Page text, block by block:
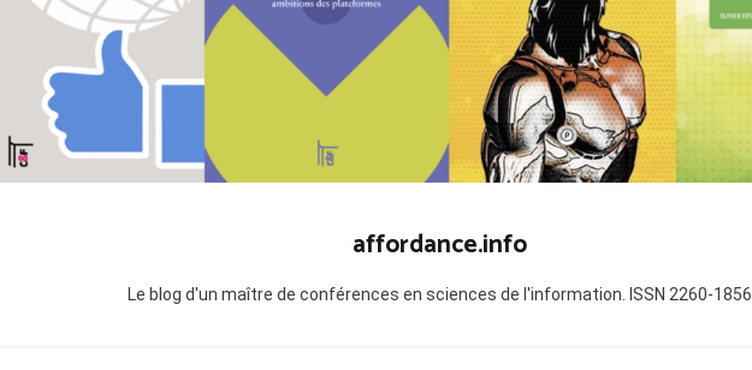
affordance.info
Le blog d'un maître de conférences en sciences de l'information. ISSN 2260-1856